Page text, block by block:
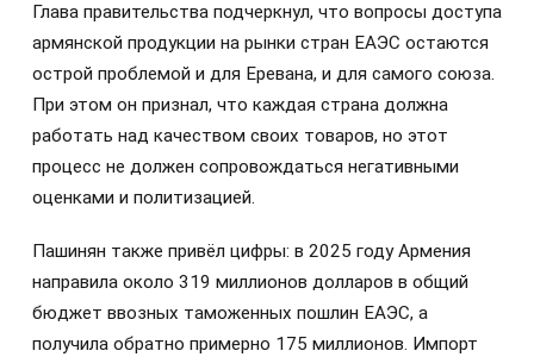
Глава правительства подчеркнул, что вопросы доступа
армянской продукции на рынки стран ЕАЭС остаются
острой проблемой и для Еревана, и для самого союза.
При этом он признал, что каждая страна должна
работать над качеством своих товаров, но этот
процесс не должен сопровождаться негативными
оценками и политизацией.
Пашинян также привёл цифры: в 2025 году Армения
направила около 319 миллионов долларов в общий
бюджет ввозных таможенных пошлин ЕАЭС, а
получила обратно примерно 175 миллионов. Импорт